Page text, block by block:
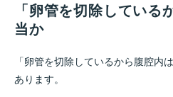
「卵管を切除している
当か
「卵管を切除しているから腹腔内
あります。